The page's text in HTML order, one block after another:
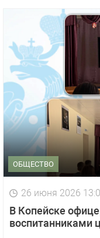
ОБЩЕСТВО
26 июня 2026
В Копейске
воспитанниками